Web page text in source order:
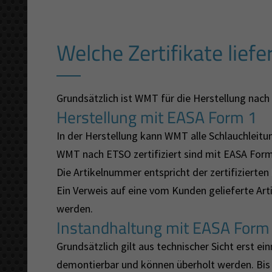
Welche Zertifikate
Grundsätzlich ist WMT für die Herstellung
Herstellung mit EASA Form 1
In der Herstellung kann WMT alle
WMT nach ETSO zertifiziert sind mit EASA
Die Artikelnummer entspricht der
Ein Verweis auf eine vom Kunden gelieferte
werden.
Instandhaltung mit EASA
Grundsätzlich gilt aus technischer Sicht erst
demontierbar und können überholt werden.